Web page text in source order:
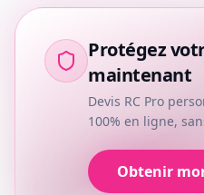
Protégez
maintenant
Devis RC Pro
100% en ligne,
Obtenir